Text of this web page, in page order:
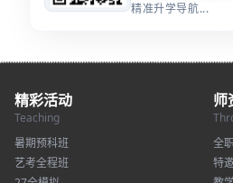
精准升学导航...
精彩活动
Teaching
暑期预科班
艺考全程班
师
全
特